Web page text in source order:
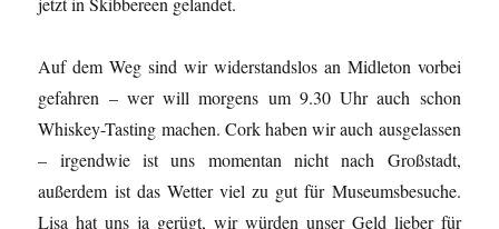
Auf dem Weg sind wir widerstandslos an Midleton vorbei
gefahren – wer will morgens um 9.30 Uhr auch schon
Whiskey-Tasting machen. Cork haben wir auch ausgelassen
– irgendwie ist uns momentan nicht nach Großstadt,
außerdem ist das Wetter viel zu gut für Museumsbesuche.
Lisa hat uns ja gerügt, wir würden unser Geld lieber für